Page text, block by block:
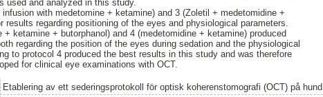
used and analyzed in this study.
with medetomine + ketamine) and 3 (Zoletil + medetomidine +
results regarding positioning of the eyes and physiological parameters.
+ ketamine + butorphanol) and 4 (medetomidine + ketamine) produced
regarding the position of the eyes during sedation and the physiological
to protocol 4 produced the best results in this study and was therefore
for clinical eye examinations with OCT.
Etablering av ett sederingsprotokoll för optisk koherenstomografi (OCT) på hund